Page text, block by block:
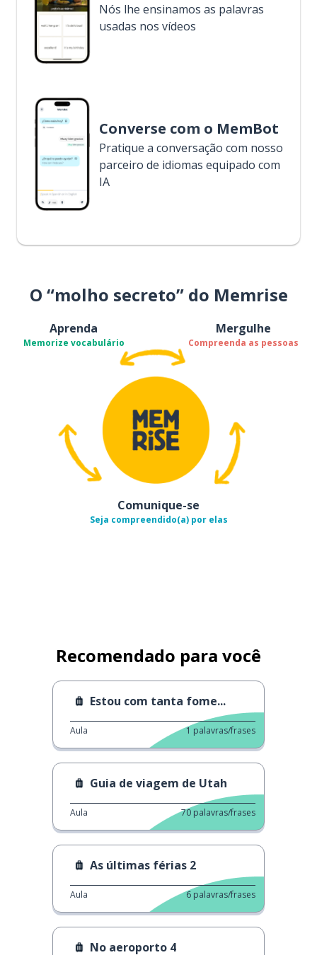
Nós lhe ensinamos as palavras
usadas nos vídeos
Converse com o MemBot
Pratique a conversação com nosso
parceiro de idiomas equipado com
IA
O “molho secreto” do Memrise
Aprenda
Memorize vocabulário
Mergulhe
Compreenda as pessoas
Comunique-se
Seja compreendido(a) por elas
Recomendado para você
Estou com tanta fome...
Aula 1 palavras/frases
Guia de viagem de Utah
Aula 70 palavras/frases
As últimas férias 2
Aula 6 palavras/frases
No aeroporto 4